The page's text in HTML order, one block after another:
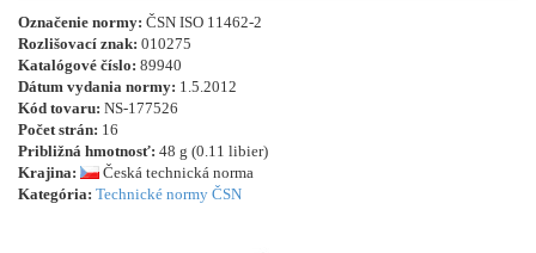
Označenie normy: ČSN ISO 11462-2
Rozlišovací znak: 010275
Katalógové číslo: 89940
Dátum vydania normy: 1.5.2012
Kód tovaru: NS-177526
Počet strán: 16
Približná hmotnosť: 48 g (0.11 libier)
Krajina:
Česká technická norma
Kategória: Technické normy ČSN